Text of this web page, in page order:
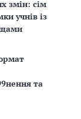
змін: сім
учнів із
та